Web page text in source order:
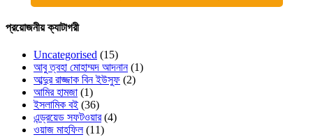
প্রয়োজনীয় ক্যাটাগরী
Uncategorised (15)
আবু ত্বহা মোহাম্মদ আদনান(1)
আব্দুর রাজ্জাক বিন ইউসুফ (2)
আমির হামজা (1)
ইসলামিক বই (36)
এন্ড্রয়েড সফটওয়ার(4)
ওয়াজ মাহফিল(11)